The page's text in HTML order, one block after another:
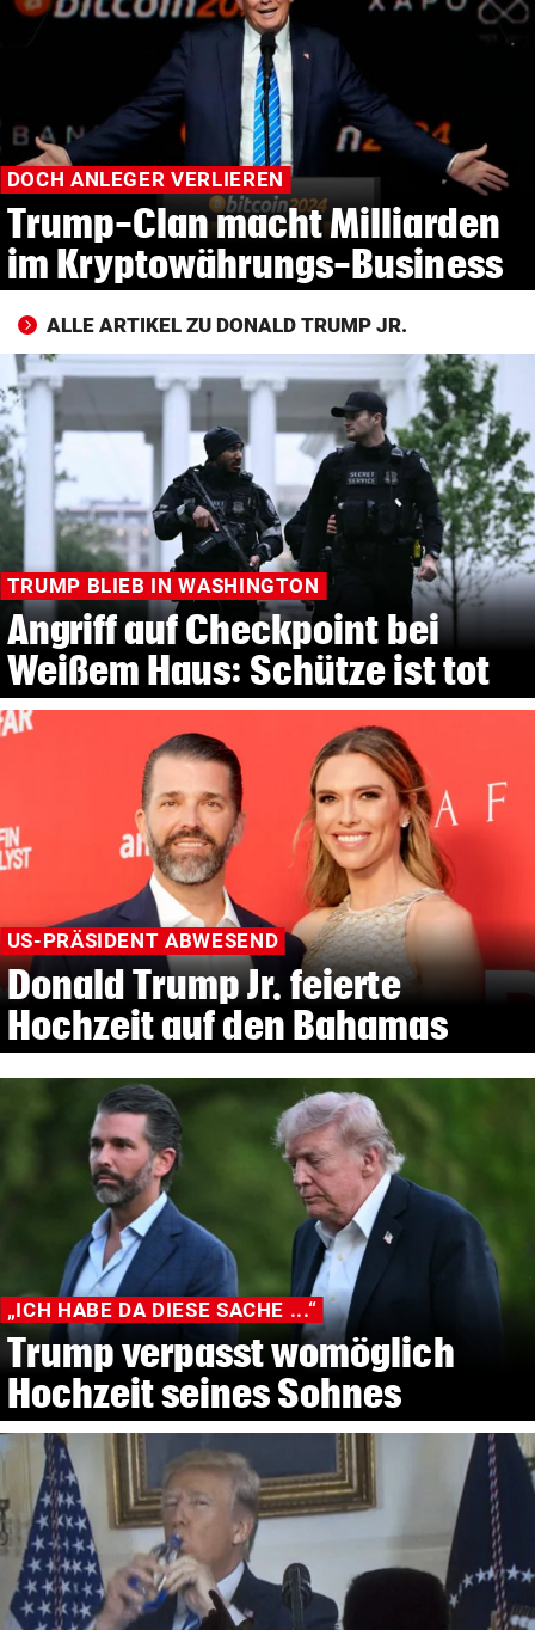
© Krone Multimedia GmbH & Co KG 2026
Muthgasse 2, 1190 Wien
DOCH ANLEGER VERLIEREN
Trump-Clan macht Milliarden
im Kryptowährungs-Business
ALLE ARTIKEL ZU DONALD TRUMP JR.
TRUMP BLIEB IN WASHINGTON
Angriff auf Checkpoint bei
Weißem Haus: Schütze ist tot
US-PRÄSIDENT ABWESEND
Donald Trump Jr. feierte
Hochzeit auf den Bahamas
„ICH HABE DA DIESE SACHE ...“
Trump verpasst womöglich
Hochzeit seines Sohnes